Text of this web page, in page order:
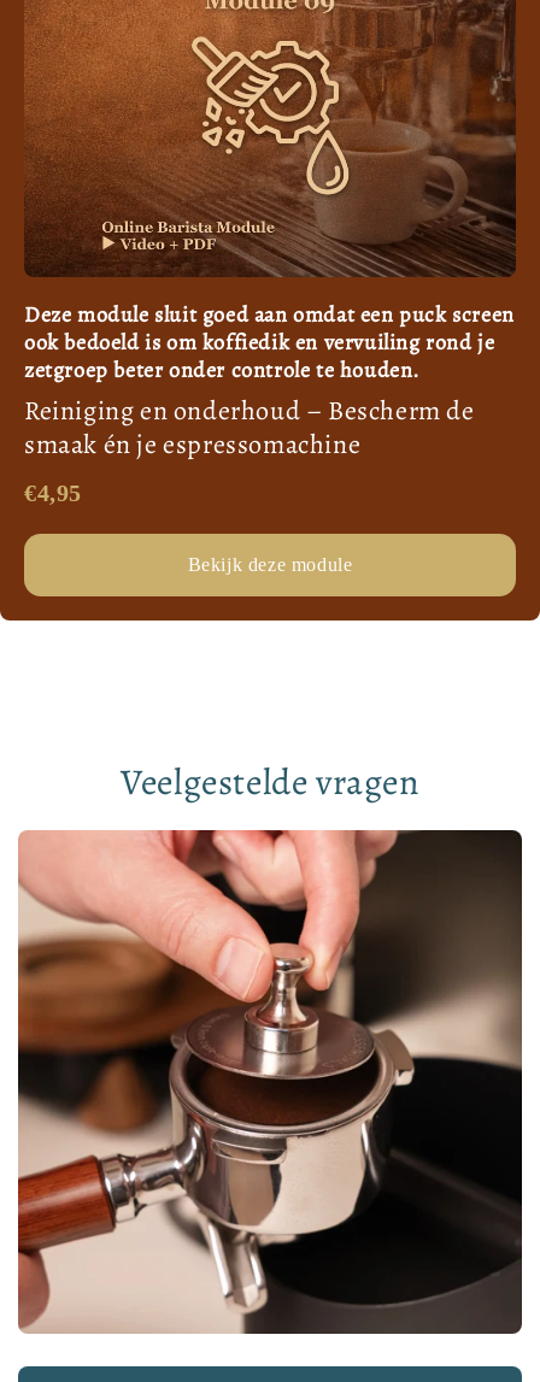
Deze module sluit goed aan omdat een puck screen
ook bedoeld is om koffiedik en vervuiling rond je
zetgroep beter onder controle te houden.
Reiniging en onderhoud – Bescherm de
smaak én je espressomachine
€4,95
Bekijk deze module
Veelgestelde vragen